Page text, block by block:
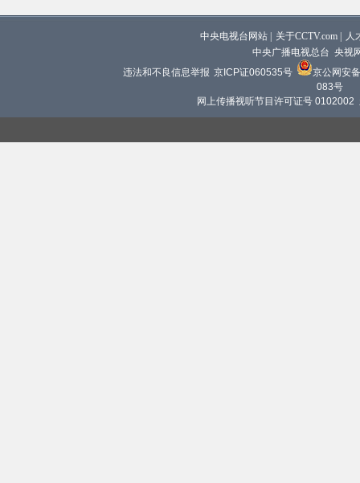
中央电视台网站 关于CCTV.com
人
中央广播电视总台 央视
违法和不良信息举报 京ICP证060535号
京公网安
083号
网上传播视听节目许可证号